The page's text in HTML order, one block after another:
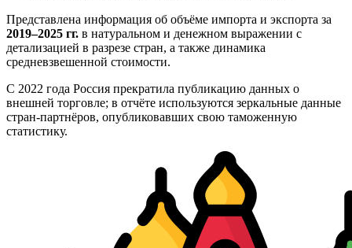
Представлена информация об объёме импорта и экспорта за
2019–2025 гг. в натуральном и денежном выражении с
детализацией в разрезе стран, а также динамика
средневзвешенной стоимости.
С 2022 года Россия прекратила публикацию данных о
внешней торговле; в отчёте используются зеркальные данные
стран-партнёров, опубликовавших свою таможенную
статистику.